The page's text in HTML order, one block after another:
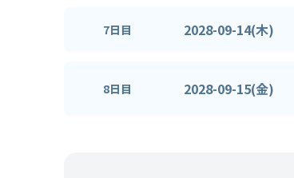
7日目 2028-09-14(木)
8日目 2028-09-15(金)